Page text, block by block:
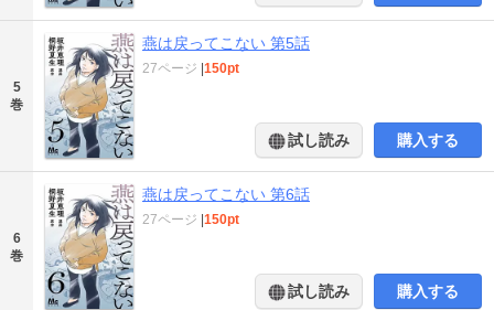
5
巻
燕は戻ってこない 第5話
27ページ |150pt
試し読み 購入する
6
巻
燕は戻ってこない 第6話
27ページ |150pt
試し読み 購入する